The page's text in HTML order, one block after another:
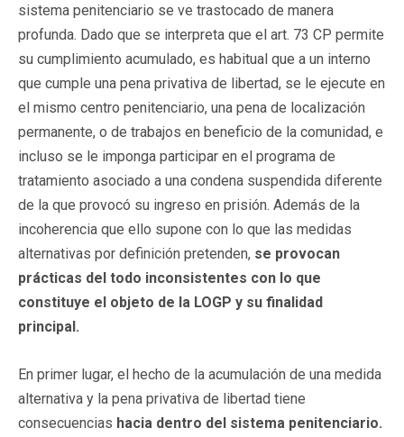
sistema penitenciario se ve trastocado de manera
profunda. Dado que se interpreta que el art. 73 CP permite
su cumplimiento acumulado, es habitual que a un interno
que cumple una pena privativa de libertad, se le ejecute en
el mismo centro penitenciario, una pena de localización
permanente, o de trabajos en beneficio de la comunidad, e
incluso se le imponga participar en el programa de
tratamiento asociado a una condena suspendida diferente
de la que provocó su ingreso en prisión. Además de la
incoherencia que ello supone con lo que las medidas
alternativas por definición pretenden, se provocan
prácticas del todo inconsistentes con lo que
constituye el objeto de la LOGP y su finalidad
principal.
En primer lugar, el hecho de la acumulación de una medida
alternativa y la pena privativa de libertad tiene
consecuencias hacia dentro del sistema penitenciario.